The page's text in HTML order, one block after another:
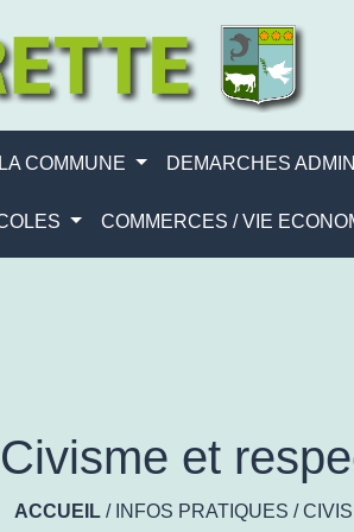
LA COMMUNE DEMARCHES
COMMERCES / VIE
Civisme et
ACCUEIL / INFOS PRATIQUES /